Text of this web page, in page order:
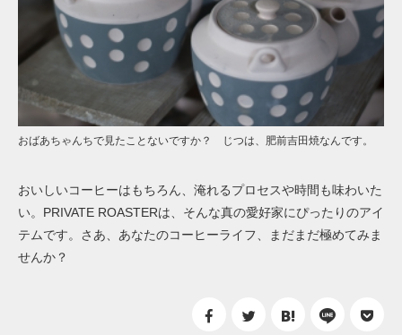
おばあちゃんちで見たことないですか？ じつは、肥前吉田焼なんです。
おいしいコーヒーはもちろん、淹れるプロセスや時間も味わいた
い。PRIVATE ROASTERは、そんな真の愛好家にぴったりのアイ
テムです。さあ、あなたのコーヒーライフ、まだまだ極めてみま
せんか？